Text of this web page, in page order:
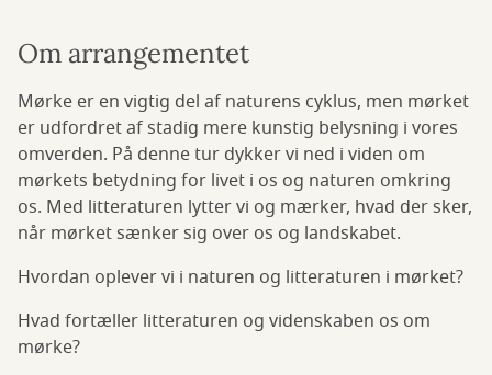
Om arrangementet
Mørke er en vigtig del af naturens cyklus, men mørket
er udfordret af stadig mere kunstig belysning i vores
omverden. På denne tur dykker vi ned i viden om
mørkets betydning for livet i os og naturen omkring
os. Med litteraturen lytter vi og mærker, hvad der sker,
når mørket sænker sig over os og landskabet.
Hvordan oplever vi i naturen og litteraturen i mørket?
Hvad fortæller litteraturen og videnskaben os om
mørke?